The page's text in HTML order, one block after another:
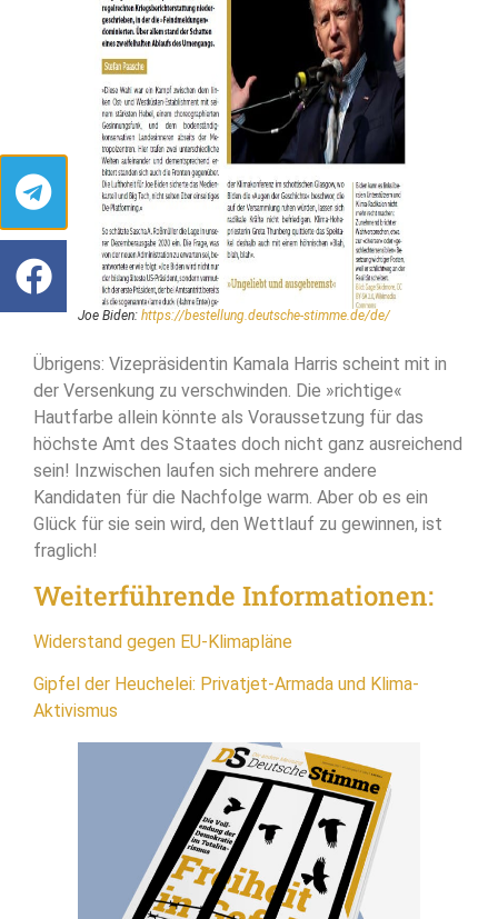
Joe Biden: https://bestellung.deutsche-stimme.de/de/
Übrigens: Vizepräsidentin Kamala Harris scheint mit in
der Versenkung zu verschwinden. Die »richtige«
Hautfarbe allein könnte als Voraussetzung für das
höchste Amt des Staates doch nicht ganz ausreichend
sein! Inzwischen laufen sich mehrere andere
Kandidaten für die Nachfolge warm. Aber ob es ein
Glück für sie sein wird, den Wettlauf zu gewinnen, ist
fraglich!
Weiterführende Informationen:
Widerstand gegen EU-Klimapläne
Gipfel der Heuchelei: Privatjet-Armada und Klima-
Aktivismus